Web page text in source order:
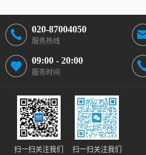
020-87004050
服务热线
09:00 - 20:00
服务时间
扫一扫关注我们 扫一扫关注我们